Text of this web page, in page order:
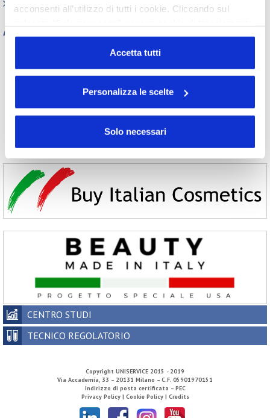
acconsenti all’utilizzo di tutti i cookie. Cliccando sul
o profilazione viene utilizzato. Cliccando su
“Personalizza le scelte” è possibile esprimere la propria
volontà in relazione a ciascuna categoria di cookie del
Accetta tutti
Personalizza le scelte
Solo necessari
Archivio
2026 2025 2024
2023
2017 2016
2014
2013 2012
2011
2004
CENTRO STUDI
TECNICO REGOLATORIO
Copyright UNISERVICE 2015 - 2019
Via Accademia, 33 – 20131 Milano – C.F. 05901970151
Indirizzo di posta certificata – PEC
Privacy Policy | Cookie Policy | Credits